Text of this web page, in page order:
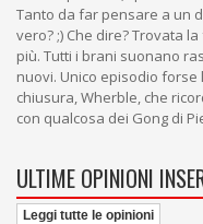
Tanto da far pensare a un
vero? ;) Che dire? Trovata
più. Tutti i brani suonano
nuovi. Unico episodio
chiusura, Wherble, che
con qualcosa dei Gong di
ULTIME OPINIONI
Leggi tutte le opinioni